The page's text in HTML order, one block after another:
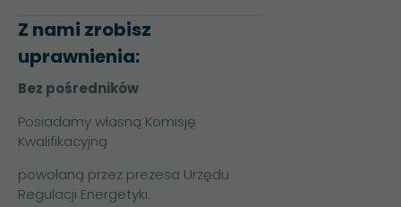
Z nami zrobisz
uprawnienia:
Bez pośredników
Posiadamy własną Komisję
Kwalifikacyjną
powołaną przez prezesa Urzędu
Regulacji Energetyki.